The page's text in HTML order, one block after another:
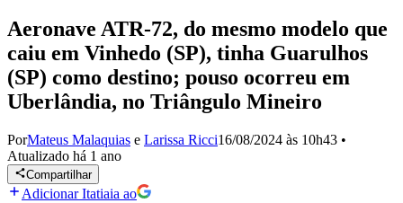
Aeronave ATR-72, do mesmo modelo que
caiu em Vinhedo (SP), tinha Guarulhos
(SP) como destino; pouso ocorreu em
Uberlândia, no Triângulo Mineiro
PorMateus Malaquias e Larissa Ricci16/08/2024 às 10h43 •
Atualizado há 1 ano
Compartilhar
Adicionar Itatiaia ao